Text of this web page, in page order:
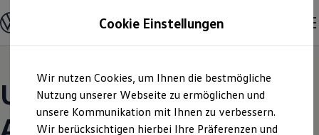
Hauptinhalt
springen
Footer
springen
Modelle und Konfigurator
Konfigurator
Modelle vergleichen
Elektroautos
ENERGY Sondermodelle
Nutzfahrzeuge
SUV und CUV
Unsere aktuellen
Angebote und mehr
Cookie Einstellungen
Wir nutzen Cookies, um Ihnen die bestmögliche
Nutzung unserer Webseite zu ermöglichen und
unsere Kommunikation mit Ihnen zu verbessern.
Wir berücksichtigen hierbei Ihre Präferenzen und